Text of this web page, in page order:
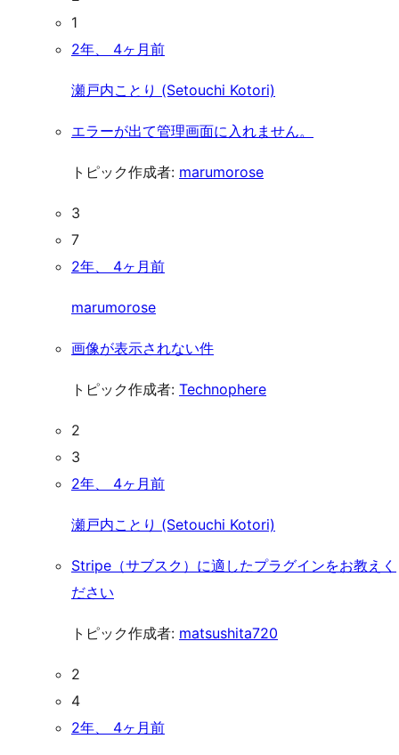
1
2年、 4ヶ月前
瀬戸内ことり (Setouchi Kotori)
エラーが出て管理画面に入れません。
トピック作成者: marumorose
3
7
2年、 4ヶ月前
marumorose
画像が表示されない件
トピック作成者: Technophere
2
3
2年、 4ヶ月前
瀬戸内ことり (Setouchi Kotori)
Stripe（サブスク）に適したプラグインをお教えく
ださい
トピック作成者: matsushita720
2
4
2年、 4ヶ月前